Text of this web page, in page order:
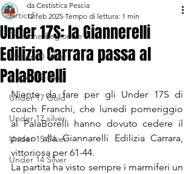
Articoli
Divisione Regionale 1
Under 20 Silver
Under 19 silver
Under 17 Gold
Under 17 silver
Under 15 Silver
Under 14 Silver
Under 17S: la Giannerelli
Edilizia Carrara passa al
PalaBorelli
da Cestistica Pescia
12 feb 2025 Tempo di lettura: 1 min
Niente da fare per gli Under 17S di
coach Franchi, che lunedì pomeriggio
al PalaBorelli hanno dovuto cedere il
passo alla Giannarelli Edilizia Carrara,
vittoriosa per 61-44.
La partita ha visto sempre i marmiferi un